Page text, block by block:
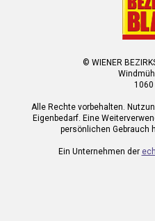
© WIENER
1060
Alle Rechte vorbehalten.
Eigenbedarf. Eine
persönlichen Gebrauch
Ein Unternehmen der